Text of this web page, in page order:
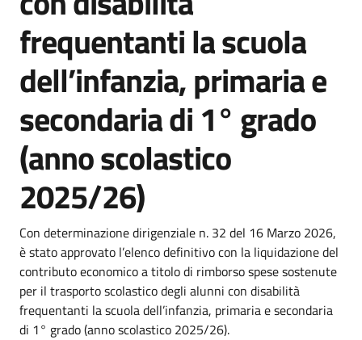
frequentanti la scuola
dell’infanzia, primaria e
secondaria di 1° grado
(anno scolastico
2025/26)
Dettagli della notizia
Con determinazione dirigenziale n. 32 del 16 Marzo 2026,
è stato approvato l’elenco definitivo con la liquidazione del
contributo economico a titolo di rimborso spese sostenute
per il trasporto scolastico degli alunni con disabilità
frequentanti la scuola dell’infanzia, primaria e secondaria
di 1° grado (anno scolastico 2025/26).